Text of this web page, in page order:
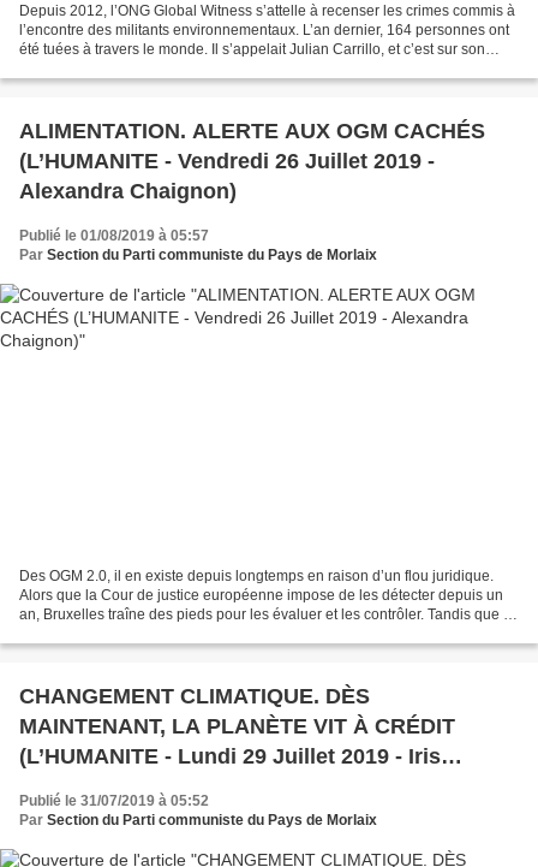
Depuis 2012, l’ONG Global Witness s’attelle à recenser les crimes commis à
l’encontre des militants environnementaux. L’an dernier, 164 personnes ont
été tuées à travers le monde. Il s’appelait Julian Carrillo, et c’est sur son
ALIMENTATION. ALERTE AUX OGM CACHÉS
(L’HUMANITE - Vendredi 26 Juillet 2019 -
Alexandra Chaignon)
Publié le 01/08/2019 à 05:57
Par Section du Parti communiste du Pays de Morlaix
Des OGM 2.0, il en existe depuis longtemps en raison d’un flou juridique.
Alors que la Cour de justice européenne impose de les détecter depuis un
an, Bruxelles traîne des pieds pour les évaluer et les contrôler. Tandis que le
CHANGEMENT CLIMATIQUE. DÈS
MAINTENANT, LA PLANÈTE VIT À CRÉDIT
(L’HUMANITE - Lundi 29 Juillet 2019 - Iris
Bertrand)
Publié le 31/07/2019 à 05:52
Par Section du Parti communiste du Pays de Morlaix